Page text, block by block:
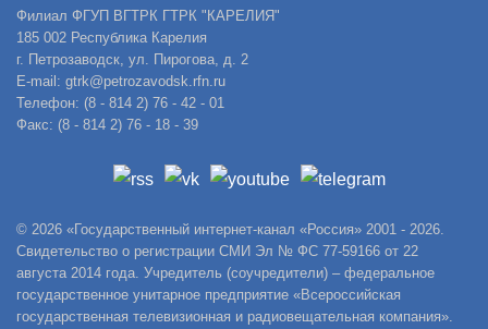
Филиал ФГУП ВГТРК ГТРК "КАРЕЛИЯ"
185 002 Республика Карелия
г. Петрозаводск, ул. Пирогова, д. 2
E-mail: gtrk@petrozavodsk.rfn.ru
Телефон: (8 - 814 2) 76 - 42 - 01
Факс: (8 - 814 2) 76 - 18 - 39
© 2026 «Государственный интернет-канал «Россия» 2001 - 2026.
Свидетельство о регистрации СМИ Эл № ФС 77-59166 от 22
августа 2014 года. Учредитель (соучредители) – федеральное
государственное унитарное предприятие «Всероссийская
государственная телевизионная и радиовещательная компания».